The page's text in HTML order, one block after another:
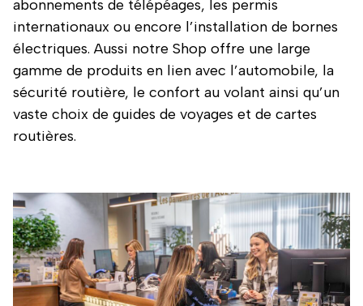
abonnements de télépéages, les permis
internationaux ou encore l’installation de bornes
électriques. Aussi notre Shop offre une large
gamme de produits en lien avec l’automobile, la
sécurité routière, le confort au volant ainsi qu’un
vaste choix de guides de voyages et de cartes
routières.